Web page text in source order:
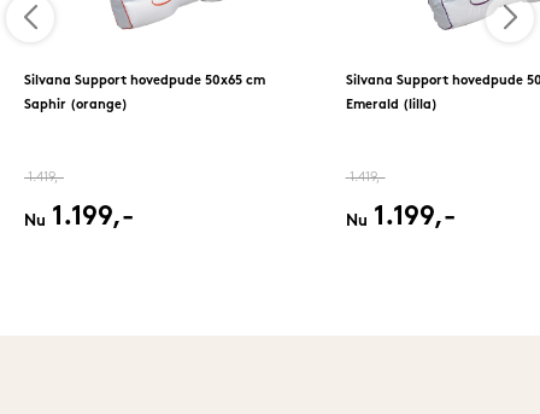
Silvana Support hovedpude 50x65 cm
Saphir (orange)
1.419,-
Nu 1.199,-
Silvana Support hovedpude
Emerald (lilla)
1.419,-
Nu 1.199,-